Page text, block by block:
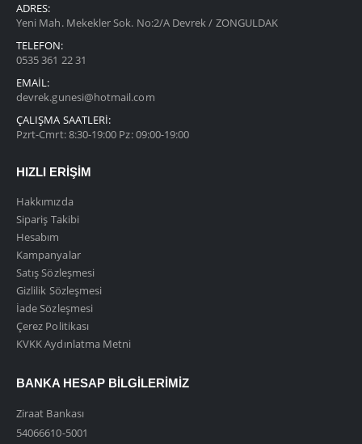
ADRES:
Yeni Mah. Mekekler Sok. No:2/A Devrek / ZONGULDAK
TELEFON:
0535 361 22 31
EMAIL:
devrek.gunesi@hotmail.com
ÇALIŞMA SAATLERI:
Pzrt-Cmrt: 8:30-19:00 Pz: 09:00-19:00
HIZLI ERIŞIM
Hakkımızda
Sipariş Takibi
Hesabım
Kampanyalar
Satış Sözleşmesi
Gizlilik Sözleşmesi
İade Sözleşmesi
Çerez Politikası
KVKK Aydınlatma Metni
BANKA HESAP BILGILERIMIZ
Ziraat Bankası
54066610-5001